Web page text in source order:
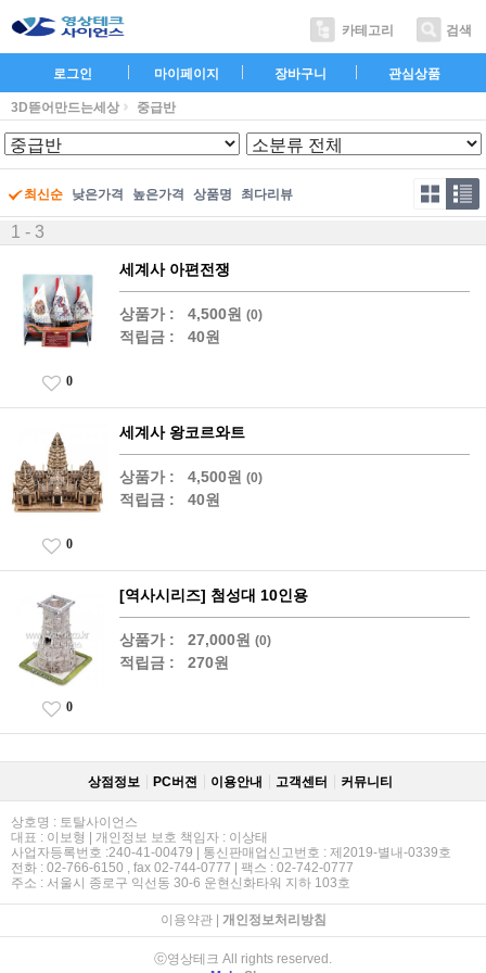
카테고리 검색
로그인 마이페이지 장바구니 관심상품
3D뜯어만드는세상 중급반
최신순 낮은가격 높은가격 상품명 최다리뷰
1 - 3
세계사 아편전쟁
상품가 : 4,500원 (0)
적립금 : 40원
0
세계사 왕코르와트
상품가 : 4,500원 (0)
적립금 : 40원
0
[역사시리즈] 첨성대 10인용
상품가 : 27,000원 (0)
적립금 : 270원
0
상점정보 PC버젼 이용안내 고객센터 커뮤니티
상호명 : 토탈사이언스
대표 : 이보형 | 개인정보 보호 책임자 : 이상태
사업자등록번호 :240-41-00479 | 통신판매업신고번호 : 제2019-별내-0339호
전화 : 02-766-6150 , fax 02-744-0777 | 팩스 : 02-742-0777
주소 : 서울시 종로구 익선동 30-6 운현신화타워 지하 103호
이용약관| 개인정보처리방침
ⓒ영상테크 All rights reserved.